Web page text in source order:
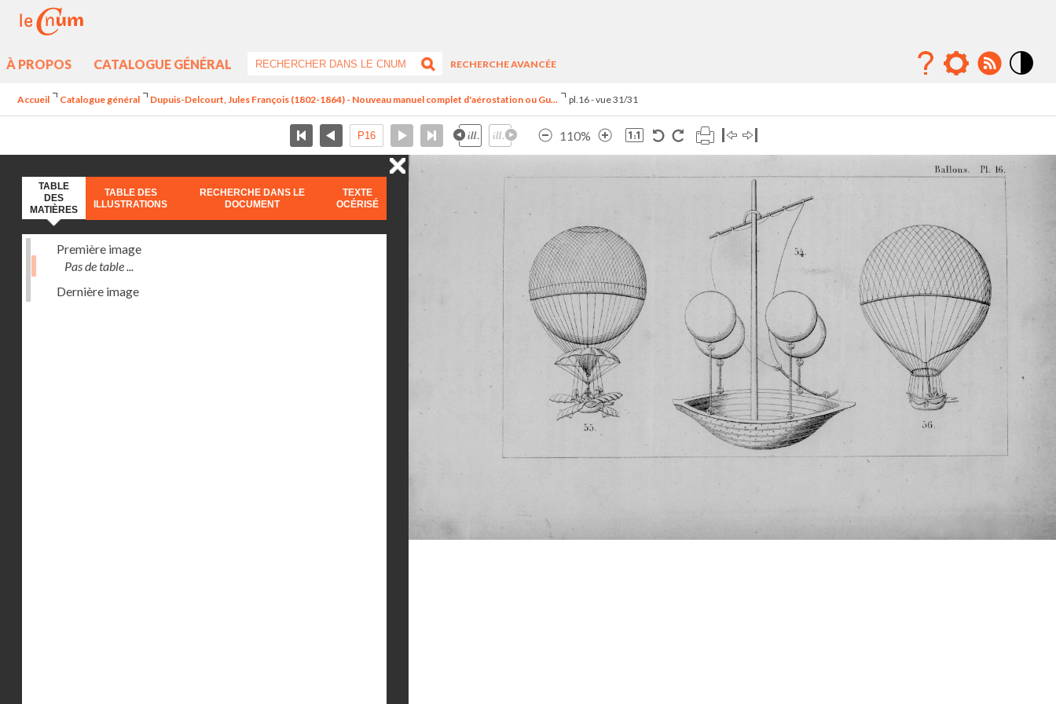
À PROPOS CATALOGUE GÉNÉRAL
RECHERCHE AVANCÉE
Accueil Catalogue général Dupuis-Delcourt, Jules François (1802-1864) - Nouveau manuel complet d'aérostation ou Gu... pl.16 - vue 31/31
110%
TABLE
DES
MATIÈRES
TABLE DES
ILLUSTRATIONS
RECHERCHE DANS LE
DOCUMENT
TEXTE
OCÉRISÉ
Première image
Pas de table ...
Dernière image